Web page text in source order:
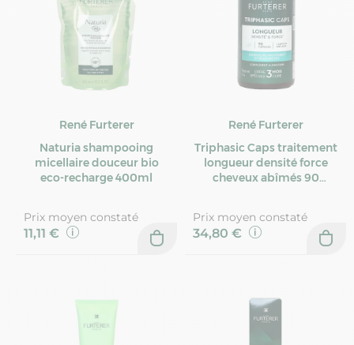
René Furterer
Naturia shampooing
micellaire douceur bio
eco-recharge 400ml
Prix moyen constaté
11,11 €
René Furterer
Triphasic Caps traitement
longueur densité force
cheveux abîmés 90
Prix moyen constaté
34,80 €